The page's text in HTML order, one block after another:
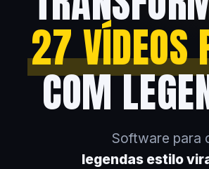
27 VÍDEOS
COM
Software para
legendas estilo